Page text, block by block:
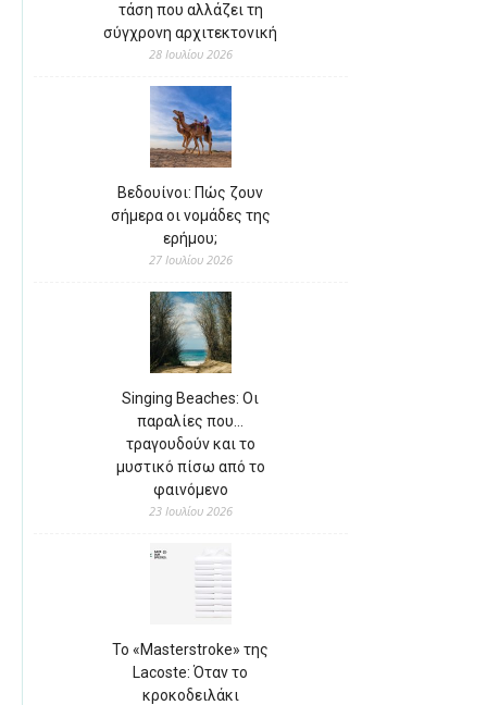
τάση που αλλάζει τη
σύγχρονη αρχιτεκτονική
28 Ιουλίου 2026
Βεδουίνοι: Πώς ζουν
σήμερα οι νομάδες της
ερήμου;
27 Ιουλίου 2026
Singing Beaches: Οι
παραλίες που…
τραγουδούν και το
μυστικό πίσω από το
φαινόμενο
23 Ιουλίου 2026
Το «Masterstroke» της
Lacoste: Όταν το
κροκοδειλάκι